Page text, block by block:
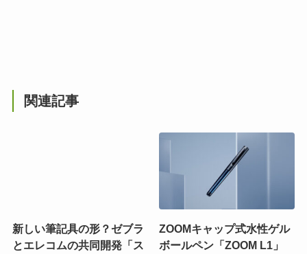
関連記事
新しい筆記具の形？ゼブラ
とエレコムの共同開発「ス
ZOOMキャップ式水性ゲル
ボールペン「ZOOM L1」